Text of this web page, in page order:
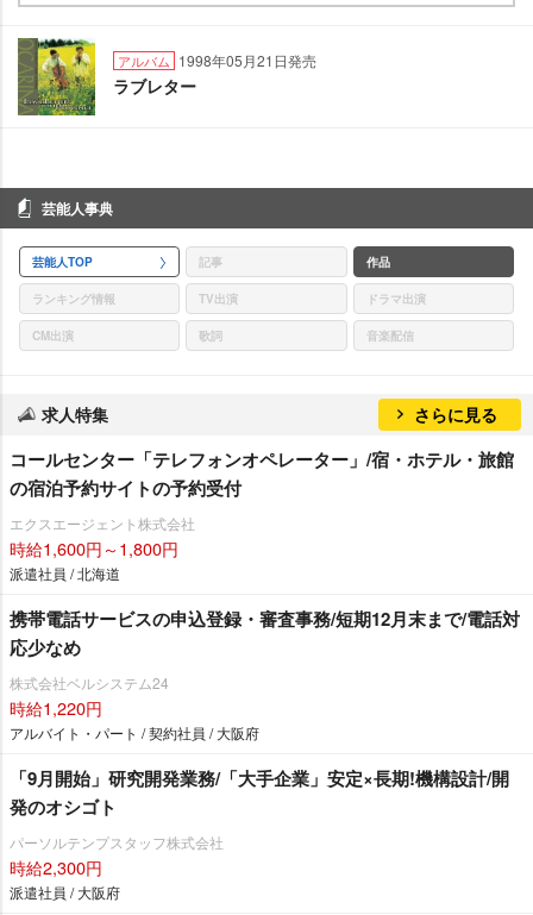
アルバム 1998年05月21日発売
ラブレター
芸能人事典
芸能人TOP 記事 作品
ランキング情報 TV出演 ドラマ出演
CM出演 歌詞 音楽配信
求人特集 さらに見る
コールセンター「テレフォンオペレーター」/宿・ホテル・旅館
の宿泊予約サイトの予約受付
エクスエージェント株式会社
時給1,600円～1,800円
派遣社員 / 北海道
携帯電話サービスの申込登録・審査事務/短期12月末まで/電話対
応少なめ
株式会社ベルシステム24
時給1,220円
アルバイト・パート / 契約社員 / 大阪府
「9月開始」研究開発業務/「大手企業」安定×長期!機構設計/開
発のオシゴト
パーソルテンプスタッフ株式会社
時給2,300円
派遣社員 / 大阪府